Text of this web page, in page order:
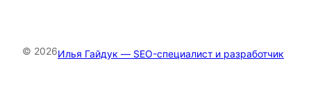
© 2026Илья Гайдук — SEO-специалист и разработчик